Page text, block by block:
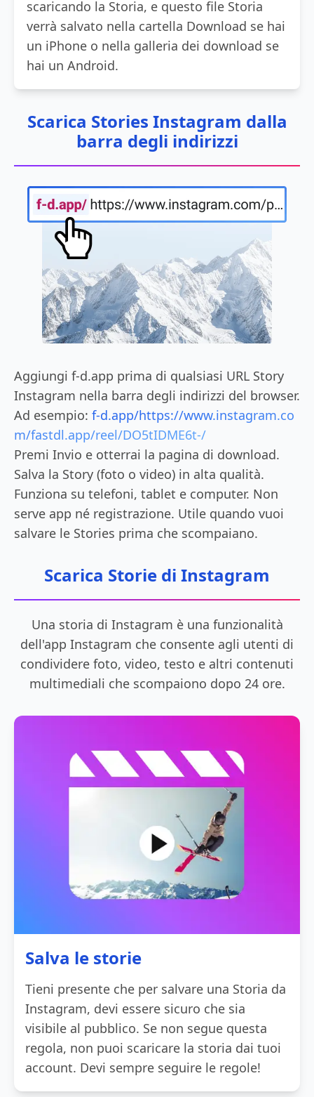
scaricando la Storia, e questo file Storia
verrà salvato nella cartella Download se hai
un iPhone o nella galleria dei download se
hai un Android.
Scarica Stories Instagram dalla
barra degli indirizzi
Aggiungi f-d.app prima di qualsiasi URL Story
Instagram nella barra degli indirizzi del browser.
Ad esempio: f-d.app/https://www.instagram.co
m/fastdl.app/reel/DO5tIDME6t-/
Premi Invio e otterrai la pagina di download.
Salva la Story (foto o video) in alta qualità.
Funziona su telefoni, tablet e computer. Non
serve app né registrazione. Utile quando vuoi
salvare le Stories prima che scompaiano.
Scarica Storie di Instagram
Una storia di Instagram è una funzionalità
dell'app Instagram che consente agli utenti di
condividere foto, video, testo e altri contenuti
multimediali che scompaiono dopo 24 ore.
Salva le storie
Tieni presente che per salvare una Storia da
Instagram, devi essere sicuro che sia
visibile al pubblico. Se non segue questa
regola, non puoi scaricare la storia dai tuoi
account. Devi sempre seguire le regole!